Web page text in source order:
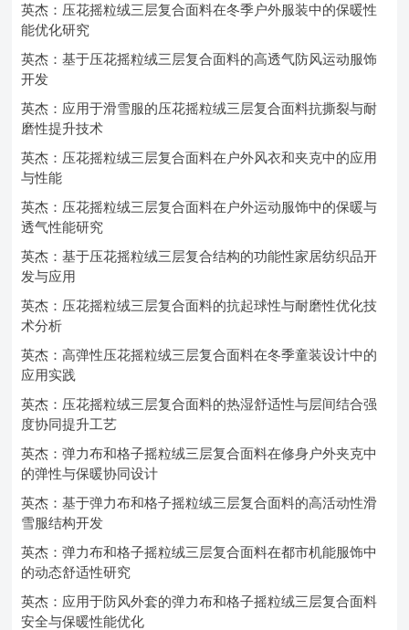
英杰：压花摇粒绒三层复合面料在冬季户外服装中的保暖性
能优化研究
英杰：基于压花摇粒绒三层复合面料的高透气防风运动服饰
开发
英杰：应用于滑雪服的压花摇粒绒三层复合面料抗撕裂与耐
磨性提升技术
英杰：压花摇粒绒三层复合面料在户外风衣和夹克中的应用
与性能
英杰：压花摇粒绒三层复合面料在户外运动服饰中的保暖与
透气性能研究
英杰：基于压花摇粒绒三层复合结构的功能性家居纺织品开
发与应用
英杰：压花摇粒绒三层复合面料的抗起球性与耐磨性优化技
术分析
英杰：高弹性压花摇粒绒三层复合面料在冬季童装设计中的
应用实践
英杰：压花摇粒绒三层复合面料的热湿舒适性与层间结合强
度协同提升工艺
英杰：弹力布和格子摇粒绒三层复合面料在修身户外夹克中
的弹性与保暖协同设计
英杰：基于弹力布和格子摇粒绒三层复合面料的高活动性滑
雪服结构开发
英杰：弹力布和格子摇粒绒三层复合面料在都市机能服饰中
的动态舒适性研究
英杰：应用于防风外套的弹力布和格子摇粒绒三层复合面料
安全与保暖性能优化